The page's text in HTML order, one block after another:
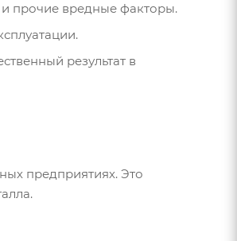
и прочие вредные факторы.
результат в
предприятиях. Это